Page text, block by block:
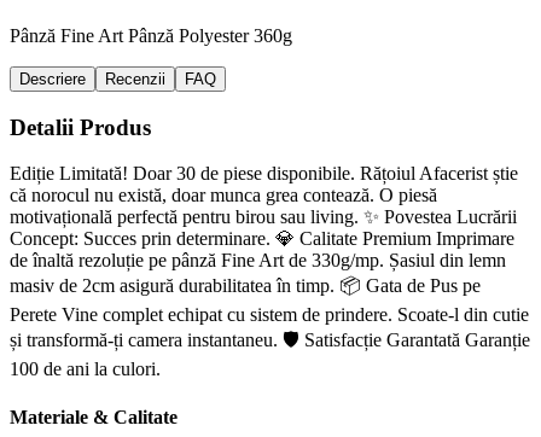
Pânză Fine Art Pânză Polyester 360g
Descriere Recenzii FAQ
Detalii Produs
Ediție Limitată! Doar 30 de piese disponibile. Rățoiul Afacerist știe
că norocul nu există, doar munca grea contează. O piesă
motivațională perfectă pentru birou sau living. ✨ Povestea Lucrării
Concept: Succes prin determinare. 💎 Calitate Premium Imprimare
de înaltă rezoluție pe pânză Fine Art de 330g/mp. Șasiul din lemn
masiv de 2cm asigură durabilitatea în timp. 📦 Gata de Pus pe
Perete Vine complet echipat cu sistem de prindere. Scoate-l din cutie
și transformă-ți camera instantaneu. 🛡️ Satisfacție Garantată Garanție
100 de ani la culori.
Materiale & Calitate